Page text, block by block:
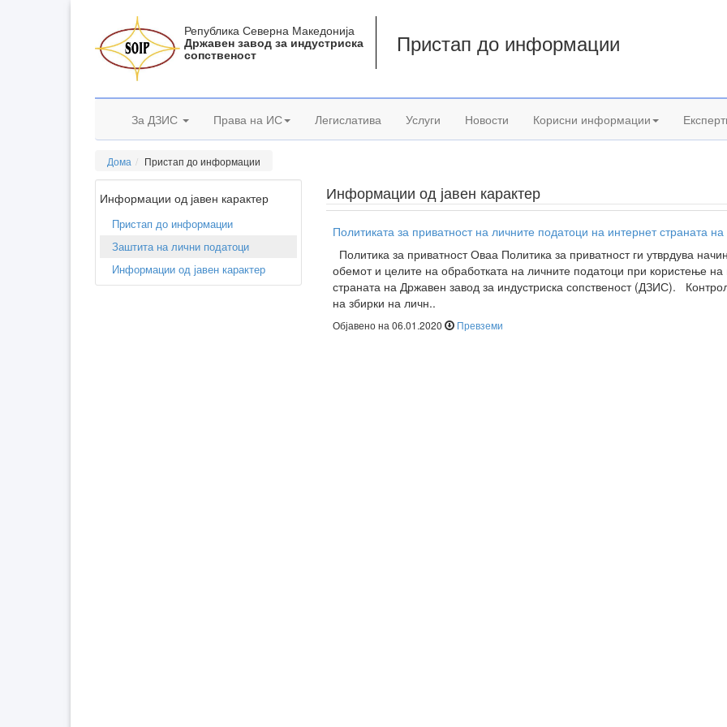
Република Северна Македонија
Државен завод за индустриска
сопственост Пристап до информации
За ДЗИС Права на ИС Легислатива Услуги Новости Корисни информации
Дома Пристап до информации
Информации од јавен карактер
Пристап до информации
Заштита на лични податоци
Информации од јавен карактер
Информации од јавен карактер
Политиката за приватност на личните податоци на интернет страната
Политика за приватност Оваа Политика за приватност ги утврдува
обемот и целите на обработката на личните податоци при користење на
страната на Државен завод за индустриска сопственост (ДЗИС).
на збирки на личн..
Објавено на 06.01.2020 Превземи